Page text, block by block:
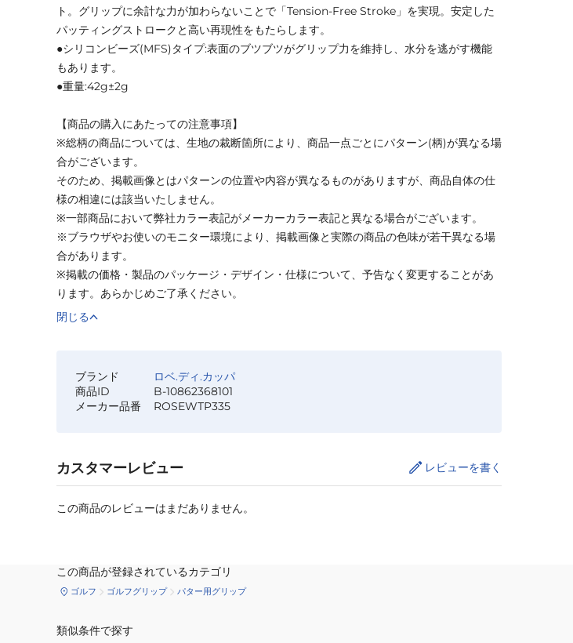
ト。グリップに余計な力が加わらないことで「Tension-Free Stroke」を実現。安定した
パッティングストロークと高い再現性をもたらします。
●シリコンビーズ(MFS)タイプ:表面のブツブツがグリップ力を維持し、水分を逃がす機能
もあります。
●重量:42g±2g
【商品の購入にあたっての注意事項】
※総柄の商品については、生地の裁断箇所により、商品一点ごとにパターン(柄)が異なる場
合がございます。
そのため、掲載画像とはパターンの位置や内容が異なるものがありますが、商品自体の仕
様の相違には該当いたしません。
※一部商品において弊社カラー表記がメーカーカラー表記と異なる場合がございます。
※ブラウザやお使いのモニター環境により、掲載画像と実際の商品の色味が若干異なる場
合があります。
※掲載の価格・製品のパッケージ・デザイン・仕様について、予告なく変更することがあ
ります。あらかじめご了承ください。
閉じる
ブランド
ロベ.ディ.カッパ
商品ID
B-10862368101
メーカー品番
ROSEWTP335
カスタマーレビュー レビューを書く
この商品のレビューはまだありません。
この商品が登録されているカテゴリ
ゴルフ ゴルフグリップ パター用グリップ
類似条件で探す